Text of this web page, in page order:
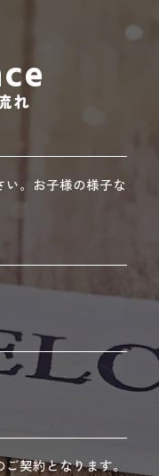
れ
。お子様の様子な
契約となります。